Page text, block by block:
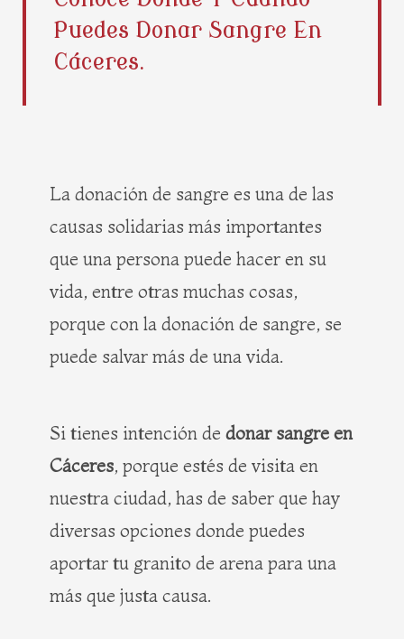
b
o
o
i
t
e
r
a
g
Puedes Donar Sangre En
Cáceres.
La donación de sangre es una de las
causas solidarias más importantes
que una persona puede hacer en su
vida, entre otras muchas cosas,
porque con la donación de sangre, se
puede salvar más de una vida.
Si tienes intención de donar sangre en
Cáceres, porque estés de visita en
nuestra ciudad, has de saber que hay
diversas opciones donde puedes
aportar tu granito de arena para una
más que justa causa.